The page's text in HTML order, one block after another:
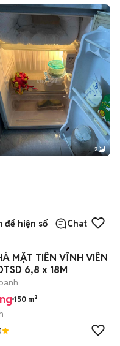
2
để hiện số Chat
MẶT TIỀN VĨNH VIỄN
6,8 x 18M
150 m²